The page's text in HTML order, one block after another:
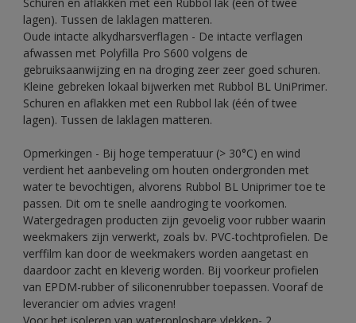
lagen). Tussen de laklagen matteren.
Oude intacte alkydharsverflagen - De intacte verflagen
afwassen met Polyfilla Pro S600 volgens de
gebruiksaanwijzing en na droging zeer zeer goed schuren.
Kleine gebreken lokaal bijwerken met Rubbol BL UniPrimer.
Schuren en aflakken met een Rubbol lak (één of twee
lagen). Tussen de laklagen matteren.
Opmerkingen - Bij hoge temperatuur (> 30°C) en wind
verdient het aanbeveling om houten ondergronden met
water te bevochtigen, alvorens Rubbol BL Uniprimer toe te
passen. Dit om te snelle aandroging te voorkomen.
Watergedragen producten zijn gevoelig voor rubber waarin
weekmakers zijn verwerkt, zoals bv. PVC-tochtprofielen. De
verffilm kan door de weekmakers worden aangetast en
daardoor zacht en kleverig worden. Bij voorkeur profielen
van EPDM-rubber of siliconenrubber toepassen. Vooraf de
leverancier om advies vragen!